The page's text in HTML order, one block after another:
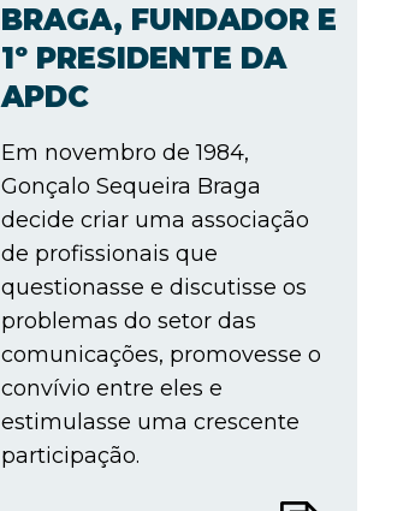
BRAGA, FUNDADOR E
1º PRESIDENTE DA
APDC
Em novembro de 1984,
Gonçalo Sequeira Braga
decide criar uma associação
de profissionais que
questionasse e discutisse os
problemas do setor das
comunicações, promovesse o
convívio entre eles e
estimulasse uma crescente
participação.